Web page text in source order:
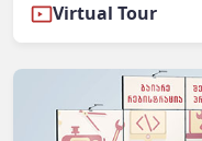
Virtual Tour